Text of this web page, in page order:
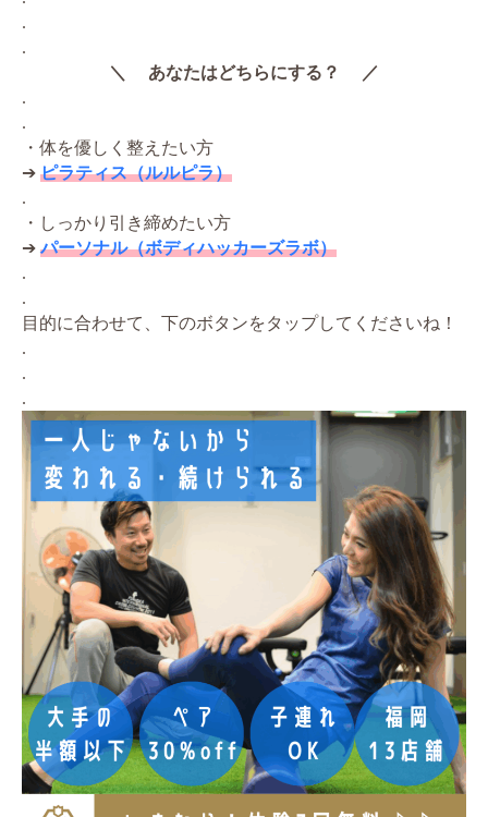
.
.
＼ あなたはどちらにする？ ／
.
.
・体を優しく整えたい方
➔ ピラティス（ルルピラ）
.
・しっかり引き締めたい方
➔パーソナル（ボディハッカーズラボ）
.
.
目的に合わせて、下のボタンをタップしてくださいね！
.
.
.